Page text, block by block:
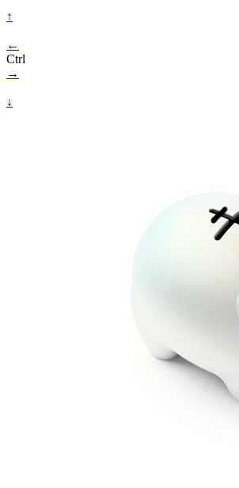
↑
←
Ctrl
→
↓